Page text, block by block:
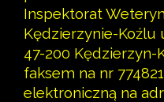
Inspektorat
Kędzierzynie-Koźlu
47-200 Kędzierzyn-
faksem na nr
elektroniczną na